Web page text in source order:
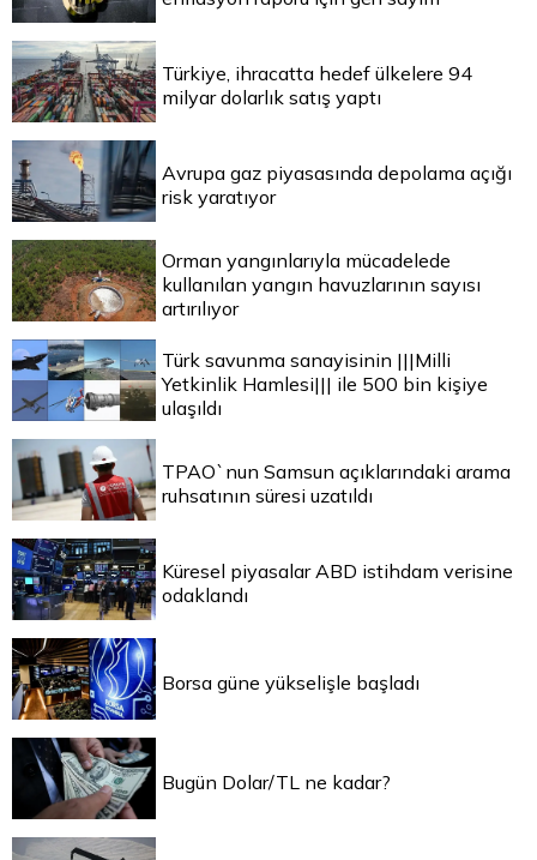
Türkiye, ihracatta hedef ülkelere 94
milyar dolarlık satış yaptı
Avrupa gaz piyasasında depolama açığı
risk yaratıyor
Orman yangınlarıyla mücadelede
kullanılan yangın havuzlarının sayısı
artırılıyor
Türk savunma sanayisinin |||Milli
Yetkinlik Hamlesi||| ile 500 bin kişiye
ulaşıldı
TPAO`nun Samsun açıklarındaki arama
ruhsatının süresi uzatıldı
Küresel piyasalar ABD istihdam verisine
odaklandı
Borsa güne yükselişle başladı
Bugün Dolar/TL ne kadar?